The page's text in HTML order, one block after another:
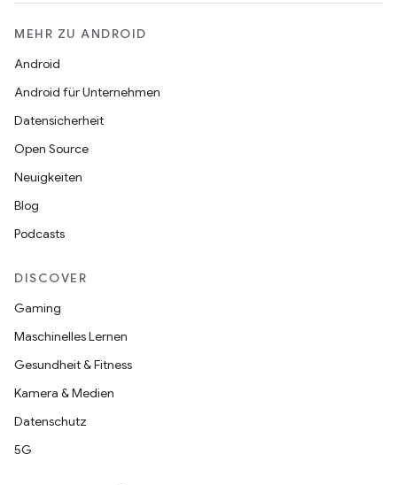
MEHR ZU ANDROID
Android
Android für Unternehmen
Datensicherheit
Open Source
Neuigkeiten
Blog
Podcasts
DISCOVER
Gaming
Maschinelles Lernen
Gesundheit & Fitness
Kamera & Medien
Datenschutz
5G